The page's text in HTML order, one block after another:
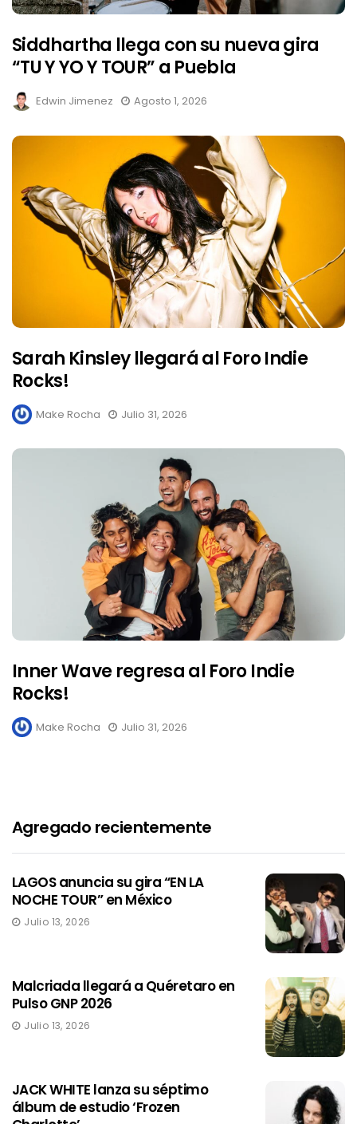
Siddhartha llega con su nueva gira
“TU Y YO Y TOUR” a Puebla
Edwin Jimenez Agosto 1, 2026
Sarah Kinsley llegará al Foro Indie
Rocks!
Make Rocha Julio 31, 2026
Inner Wave regresa al Foro Indie
Rocks!
Make Rocha Julio 31, 2026
Agregado recientemente
LAGOS anuncia su gira “EN LA
NOCHE TOUR” en México
Julio 13, 2026
Malcriada llegará a Quéretaro en
Pulso GNP 2026
Julio 13, 2026
JACK WHITE lanza su séptimo
álbum de estudio ‘Frozen